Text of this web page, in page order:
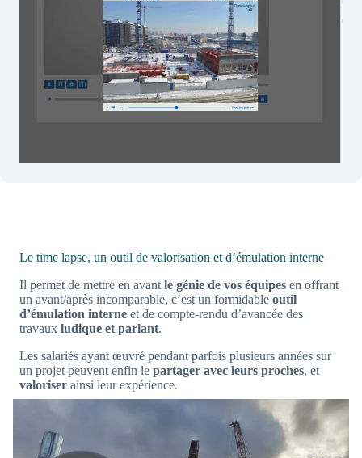
Le time lapse, un outil de valorisation et d’émulation interne
Il permet de mettre en avant le génie de vos équipes en offrant
un avant/après incomparable, c’est un formidable outil
d’émulation interne et de compte-rendu d’avancée des
travaux ludique et parlant.
Les salariés ayant œuvré pendant parfois plusieurs années sur
un projet peuvent enfin le partager avec leurs proches, et
valoriser ainsi leur expérience.